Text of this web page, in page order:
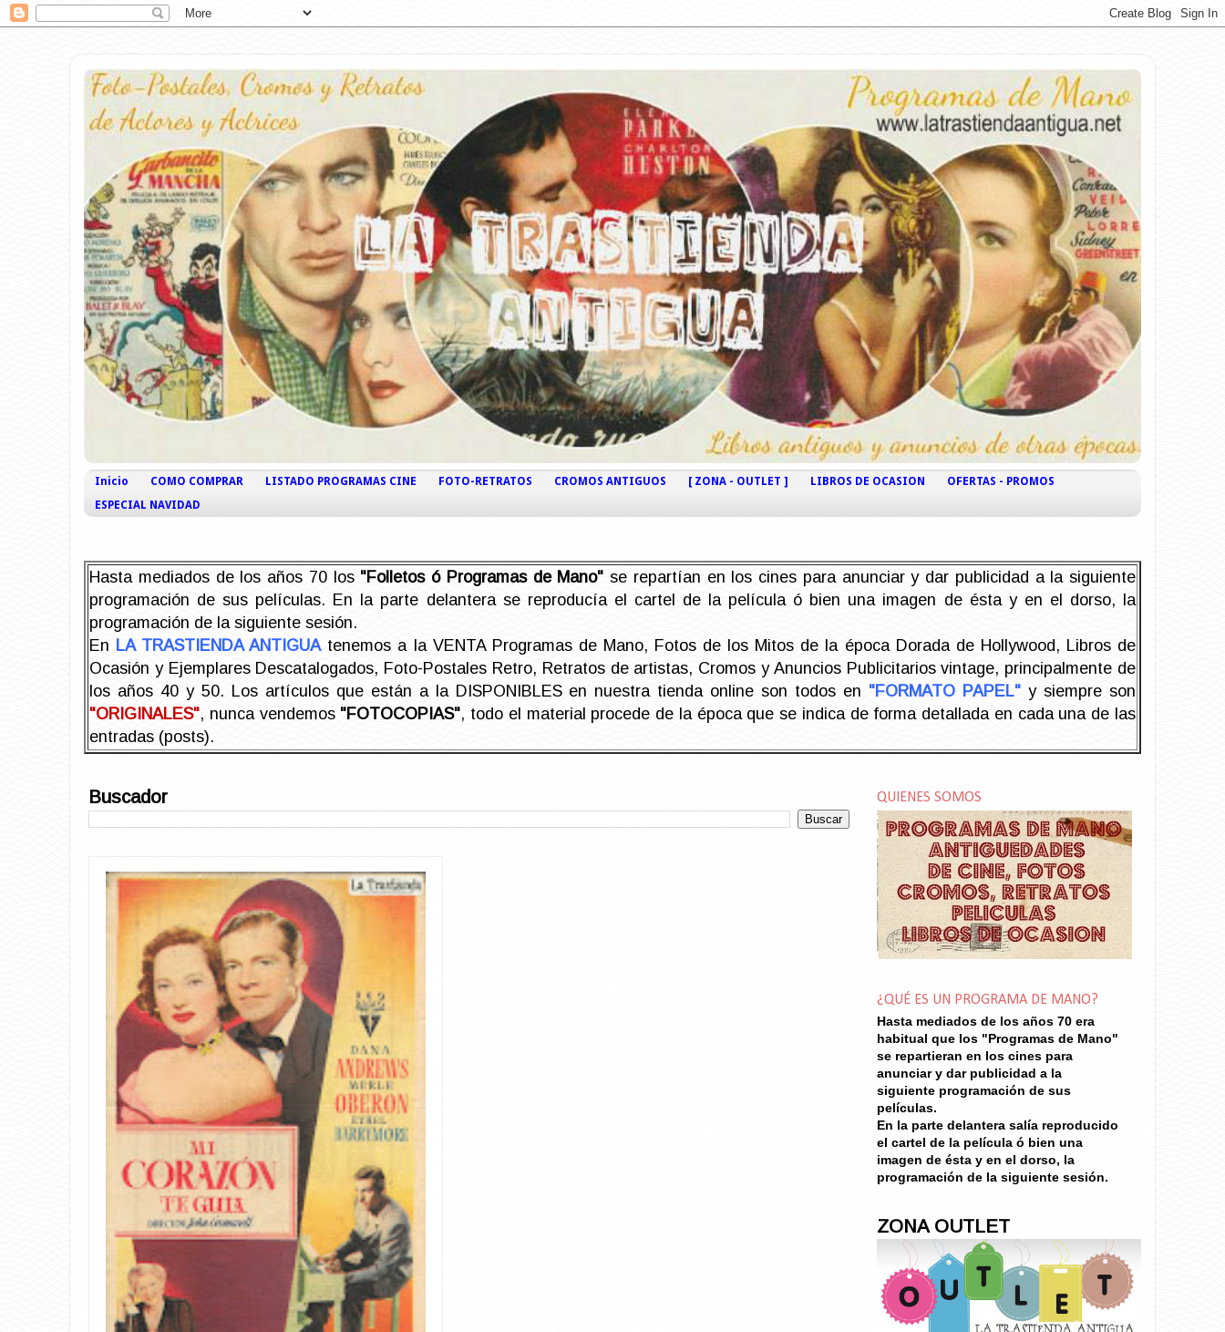
Inicio COMO COMPRAR LISTADO PROGRAMAS CINE FOTO-RETRATOS CROMOS ANTIGUOS [ ZONA - OUTLET ] LIBROS DE OCASION
OFERTAS - PROMOS
ESPECIAL NAVIDAD
Hasta mediados de los años 70 los "Folletos ó Programas de Mano" se repartían en los cines para anunciar y dar publicidad a la siguiente
programación de sus películas. En la parte delantera se reproducía el cartel de la película ó bien una imagen de ésta y en el dorso, la
programación de la siguiente sesión.
En LA TRASTIENDA ANTIGUAtenemos a la VENTA Programas de Mano, Fotos de los Mitos de la época Dorada de Hollywood, Libros de
Ocasión y Ejemplares Descatalogados, Foto-Postales Retro, Retratos de artistas, Cromos y Anuncios Publicitarios vintage, principalmente de
los años 40 y 50. Los artículos que están a la DISPONIBLES en nuestra tienda online son todos en "FORMATO PAPEL" y siempre son
"ORIGINALES", nunca vendemos "FOTOCOPIAS", todo el material procede de la época que se indica de forma detallada en cada una de las
entradas (posts).
Buscador QUIENES SOMOS
¿QUÉ ES UN PROGRAMA DE MANO?
Hasta mediados de los años 70 era
habitual que los "Programas de Mano"
se repartieran en los cines para
anunciar y dar publicidad a la
siguiente programación de sus
películas.
En la parte delantera salía reproducido
el cartel de la película ó bien una
imagen de ésta y en el dorso, la
programación de la siguiente sesión.
ZONA OUTLET